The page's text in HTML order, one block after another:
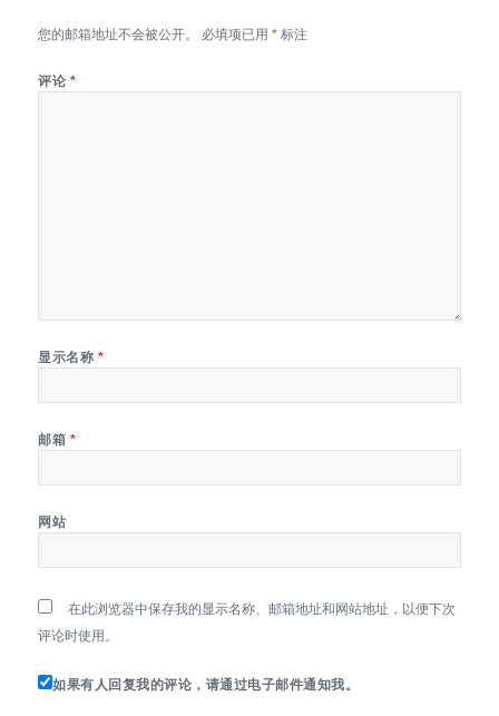
您的邮箱地址不会被公开。 必填项已用* 标注
评论 *
显示名称 *
邮箱 *
网站
在此浏览器中保存我的显示名称、邮箱地址和网站地址，以便下次
评论时使用。
如果有人回复我的评论，请通过电子邮件通知我。